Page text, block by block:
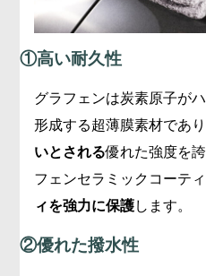
①高い耐久性
グラフェンは炭素原子が
形成する超薄膜素材であり
いとされる優れた強度を
フェンセラミックコーテ
ィを強力に保護します。
②優れた撥水性